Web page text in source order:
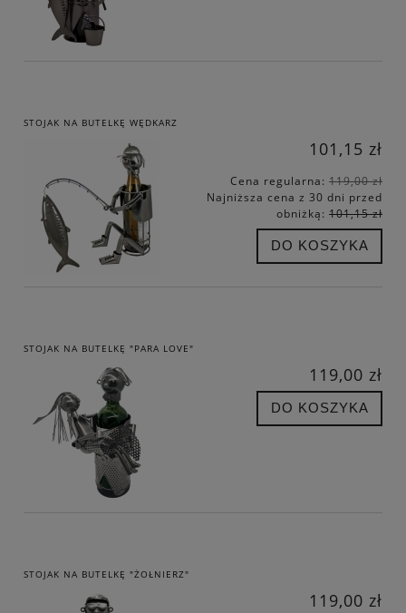
STOJAK NA BUTELKĘ WĘDKARZ
101,15 zł
Cena regularna: 119,00 zł
Najniższa cena z 30 dni przed
obniżką: 101,15 zł
DO KOSZYKA
STOJAK NA BUTELKĘ "PARA LOVE"
119,00 zł
DO KOSZYKA
STOJAK NA BUTELKĘ "ŻOŁNIERZ"
119,00 zł